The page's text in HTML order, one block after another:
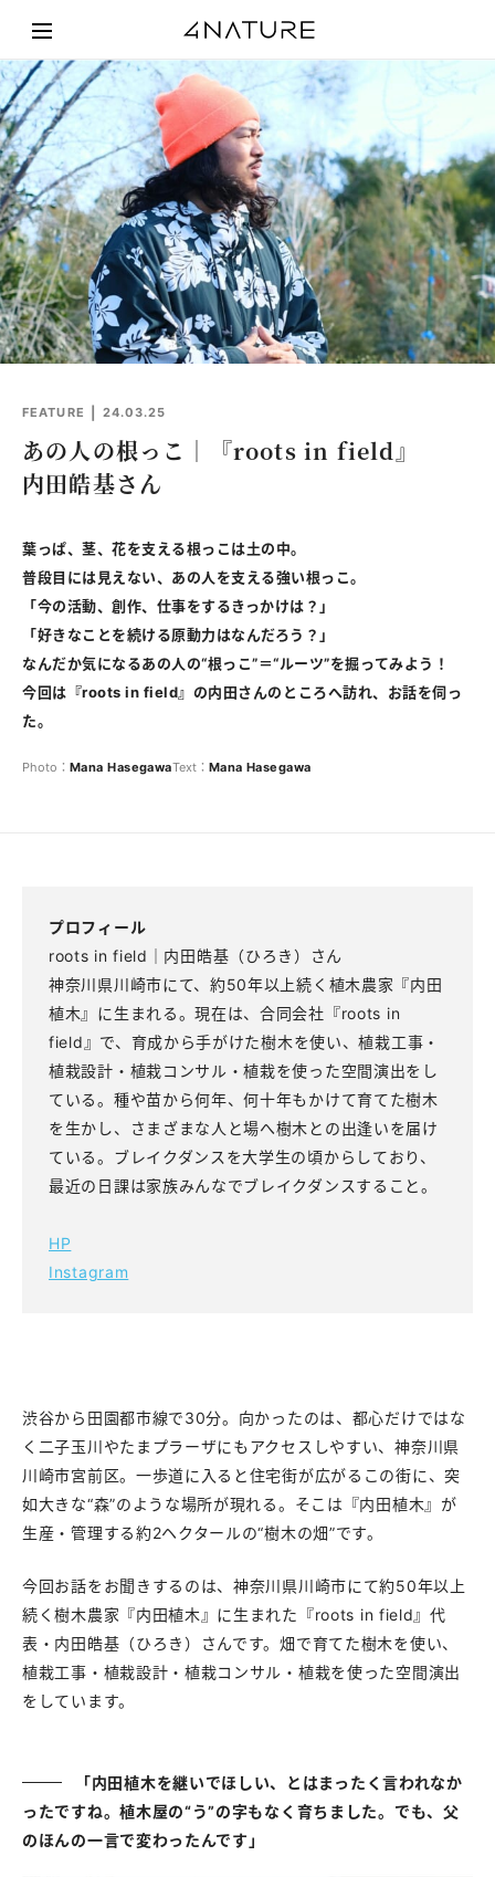
あの人の根っこ｜『roots in field』
内田皓基さん
FEATURE 24.03.25
葉っぱ、茎、花を支える根っこは土の中。
普段目には見えない、あの人を支える強い根っこ。
「今の活動、創作、仕事をするきっかけは？」
「好きなことを続ける原動力はなんだろう？」
なんだか気になるあの人の“根っこ”＝“ルーツ”を掘ってみよう！
今回は『roots in field』の内田さんのところへ訪れ、お話を伺っ
た。
Photo： Mana HasegawaText： Mana Hasegawa
プロフィール
roots in field｜内田皓基（ひろき）さん
神奈川県川崎市にて、約50年以上続く植木農家『内田
植木』に生まれる。現在は、合同会社『roots in
field』で、育成から手がけた樹木を使い、植栽工事・
植栽設計・植栽コンサル・植栽を使った空間演出をし
ている。種や苗から何年、何十年もかけて育てた樹木
を生かし、さまざまな人と場へ樹木との出逢いを届け
ている。ブレイクダンスを大学生の頃からしており、
最近の日課は家族みんなでブレイクダンスすること。
HP
Instagram
渋谷から田園都市線で30分。向かったのは、都心だけではな
く二子玉川やたまプラーザにもアクセスしやすい、神奈川県
川崎市宮前区。一歩道に入ると住宅街が広がるこの街に、突
如大きな“森”のような場所が現れる。そこは『内田植木』が
生産・管理する約2ヘクタールの“樹木の畑”です。
今回お話をお聞きするのは、神奈川県川崎市にて約50年以上
続く樹木農家『内田植木』に生まれた『roots in field』代
表・内田皓基（ひろき）さんです。畑で育てた樹木を使い、
植栽工事・植栽設計・植栽コンサル・植栽を使った空間演出
をしています。
「内田植木を継いでほしい、とはまったく言われなか
ったですね。植木屋の“う”の字もなく育ちました。でも、父
のほんの一言で変わったんです」